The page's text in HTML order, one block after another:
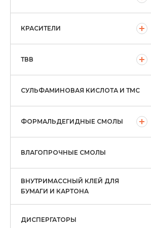
КРАСИТЕЛИ
ТВВ
СУЛЬФАМИНОВАЯ КИСЛОТА И ТМС
ФОРМАЛЬДЕГИДНЫЕ СМОЛЫ
ВЛАГОПРОЧНЫЕ СМОЛЫ
ВНУТРИМАССНЫЙ КЛЕЙ ДЛЯ
БУМАГИ И КАРТОНА
ДИСПЕРГАТОРЫ